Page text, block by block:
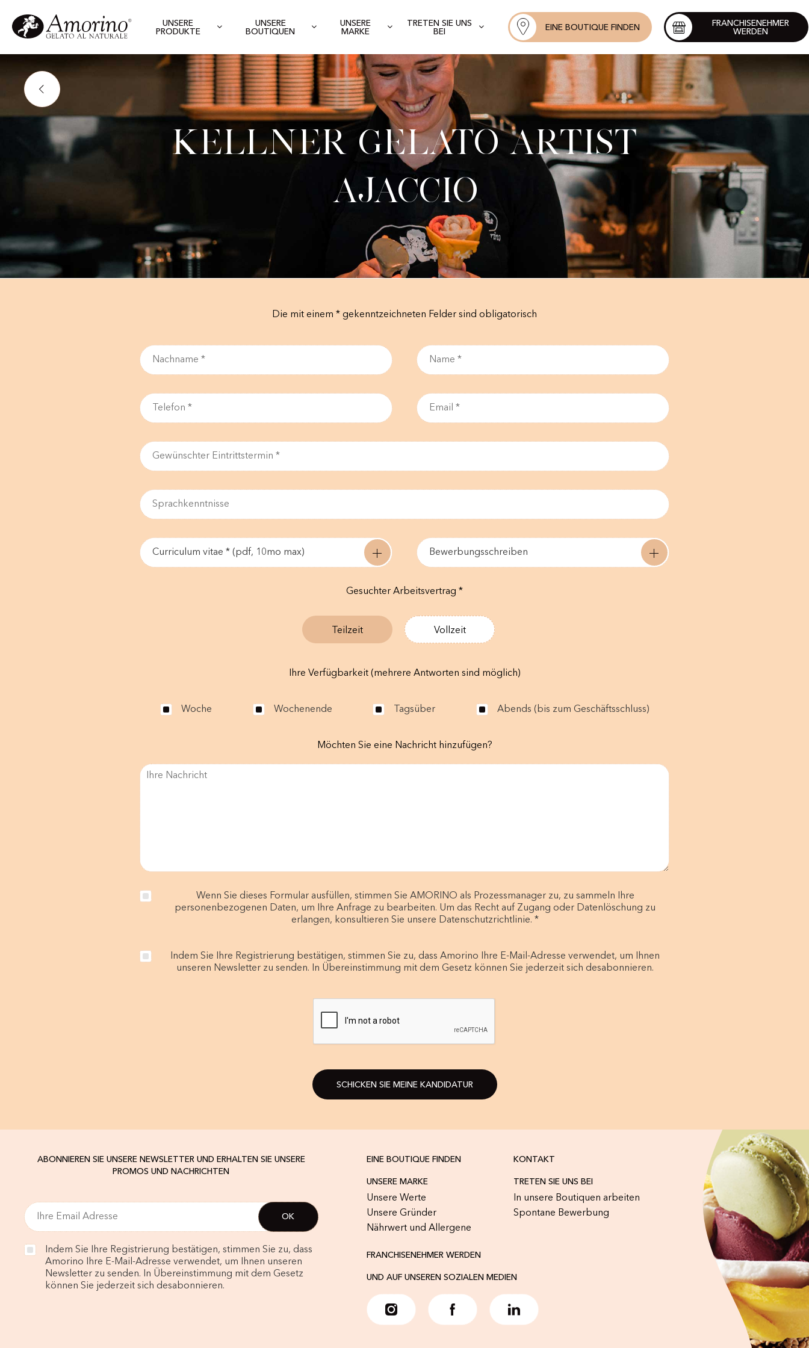
UNSERE
PRODUKTE
UNSERE
BOUTIQUEN
UNSERE
MARKE
TRETEN SIE UNS
BEI
EINE BOUTIQUE FINDEN
FRANCHISENEHMER
WERDEN
Kellner Gelato Artist
Ajaccio
Die mit einem * gekenntzeichneten Felder sind obligatorisch
Curriculum vitae * (pdf, 10mo max) Bewerbungsschreiben
Gesuchter Arbeitsvertrag *
Teilzeit Vollzeit
Ihre Verfügbarkeit (mehrere Antworten sind möglich)
Woche Wochenende Tagsüber Abends (bis zum Geschäftsschluss)
Möchten Sie eine Nachricht hinzufügen?
Wenn Sie dieses Formular ausfüllen, stimmen Sie AMORINO als Prozessmanager zu, zu sammeln Ihre
personenbezogenen Daten, um Ihre Anfrage zu bearbeiten. Um das Recht auf Zugang oder Datenlöschung zu
erlangen, konsultieren Sie unsere Datenschutzrichtlinie. *
Indem Sie Ihre Registrierung bestätigen, stimmen Sie zu, dass Amorino Ihre E-Mail-Adresse verwendet, um Ihnen
unseren Newsletter zu senden. In Übereinstimmung mit dem Gesetz können Sie jederzeit sich desabonnieren.
SCHICKEN SIE MEINE KANDIDATUR
ABONNIEREN SIE UNSERE NEWSLETTER UND ERHALTEN SIE UNSERE
PROMOS UND NACHRICHTEN
Indem Sie Ihre Registrierung bestätigen, stimmen Sie zu, dass
Amorino Ihre E-Mail-Adresse verwendet, um Ihnen unseren
Newsletter zu senden. In Übereinstimmung mit dem Gesetz
können Sie jederzeit sich desabonnieren.
EINE BOUTIQUE FINDEN KONTAKT
UNSERE MARKE
Unsere Werte
Unsere Gründer
Nährwert und Allergene
TRETEN SIE UNS BEI
In unsere Boutiquen arbeiten
Spontane Bewerbung
FRANCHISENEHMER WERDEN
UND AUF UNSEREN SOZIALEN MEDIEN